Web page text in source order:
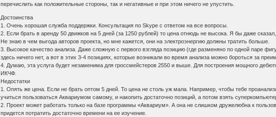
перечислить как положительные стороны, так и негативные и при этом ничего не упустить.
Достоинства
1. Очень хорошая служба поддержки. Консультация по Skype с ответом на все вопросы.
2. Если брать в аренду 50 движков на 5 дней (за 1250 рублей) то цена отнюдь не высока. Я бы даже
Не знаю в чем выгода авторов проекта, но мне кажется, они на электроэнергию должны тратить больше.
3. Высокое качество анализа. Даже сложную с первого взгляда позицию (где разменяно по одной паре
здесь ничего нет, а вот в этих 3-4 позициях, которые возникали во время анализа можно бороться за
4. Думаю, эта услуга будет незаменима для гроссмейстеров 2550 и выше. Для построения мощного
ИКЧФ.
Недостатки
1. Опять же цена. Если не брать оптом 5 дней. То цена не столь уж мала. Например, чтобы тебе
учиться пользоваться Аквариумом самому, и накопить достаточно позиций, а потом взять
2. Проект может работать только на базе программы «Аквариум». А она не слишком дружелюбна к
придется потратить достаточно времени на ее изучение.